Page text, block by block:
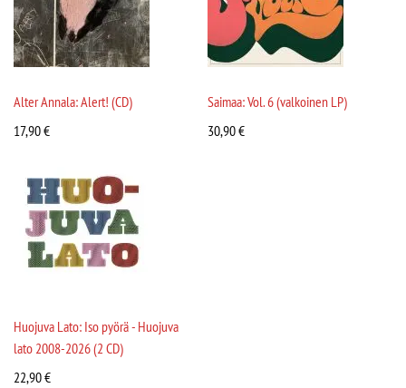
Alter Annala: Alert! (CD)
17,90€
Saimaa: Vol. 6 (valkoinen LP)
30,90€
Huojuva Lato: Iso pyörä - Huojuva
lato 2008-2026 (2 CD)
22,90€